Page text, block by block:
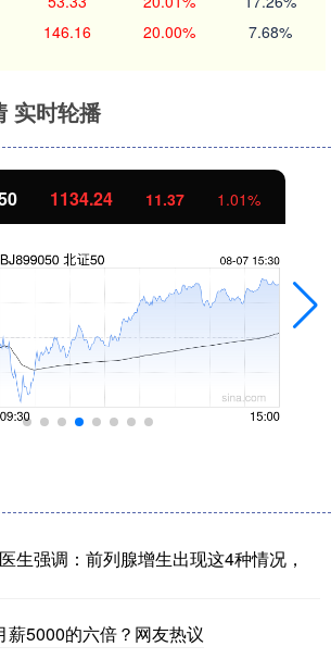
146.16 20.00% 7.68%
实时轮播
1134.24 11.37 1.01%
生强调：前列腺增生出现这4种情况，
薪5000的六倍？网友热议